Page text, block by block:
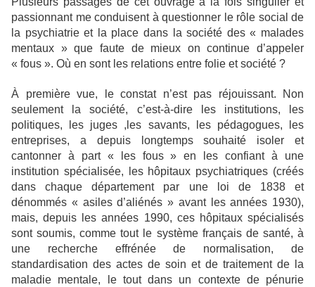
passionnant me conduisent à questionner le rôle social de
la psychiatrie et la place dans la société des « malades
mentaux » que faute de mieux on continue d’appeler
« fous ». Où en sont les relations entre folie et société ?
À première vue, le constat n’est pas réjouissant. Non
seulement la société, c’est-à-dire les institutions, les
politiques, les juges ,les savants, les pédagogues, les
entreprises, a depuis longtemps souhaité isoler et
cantonner à part « les fous » en les confiant à une
institution spécialisée, les hôpitaux psychiatriques (créés
dans chaque département par une loi de 1838 et
dénommés « asiles d’aliénés » avant les années 1930),
mais, depuis les années 1990, ces hôpitaux spécialisés
sont soumis, comme tout le système français de santé, à
une recherche effrénée de normalisation, de
standardisation des actes de soin et de traitement de la
maladie mentale, le tout dans un contexte de pénurie